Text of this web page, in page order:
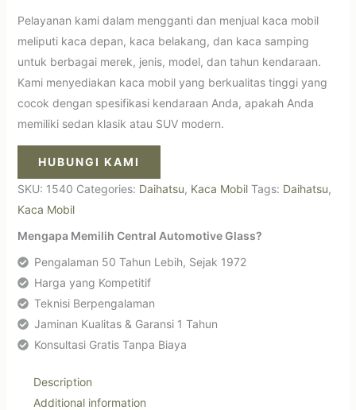
Pelayanan kami dalam mengganti dan menjual kaca mobil
meliputi kaca depan, kaca belakang, dan kaca samping
untuk berbagai merek, jenis, model, dan tahun kendaraan.
Kami menyediakan kaca mobil yang berkualitas tinggi yang
cocok dengan spesifikasi kendaraan Anda, apakah Anda
memiliki sedan klasik atau SUV modern.
HUBUNGI KAMI
SKU: 1540 Categories: Daihatsu, Kaca Mobil Tags: Daihatsu,
Kaca Mobil
Mengapa Memilih Central Automotive Glass?
Pengalaman 50 Tahun Lebih, Sejak 1972
Harga yang Kompetitif
Teknisi Berpengalaman
Jaminan Kualitas & Garansi 1 Tahun
Konsultasi Gratis Tanpa Biaya
Description
Additional information